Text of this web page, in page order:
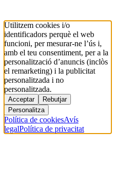
Utilitzem cookies i/o
identificadors perquè el web
funcioni, per mesurar-ne l’ús i,
amb el teu consentiment, per a la
personalització d’anuncis (inclòs
el remarketing) i la publicitat
personalitzada i no
personalitzada.
Acceptar
Rebutjar
Personalitza
Política de cookiesAvís
legalPolítica de privacitat